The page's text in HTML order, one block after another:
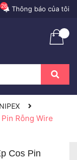
Thông báo của tôi
26
Rỗng Wire
Cos Pin